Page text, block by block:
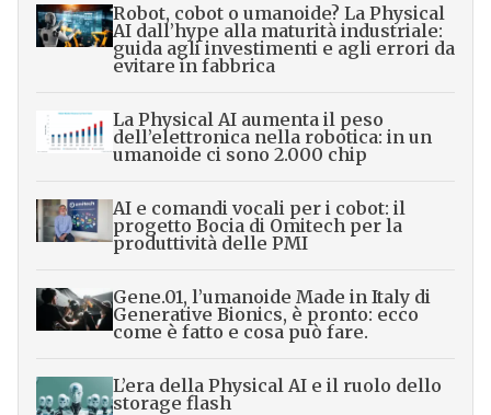
Robot, cobot o umanoide? La Physical
AI dall’hype alla maturità industriale:
guida agli investimenti e agli errori da
evitare in fabbrica
La Physical AI aumenta il peso
dell’elettronica nella robotica: in un
umanoide ci sono 2.000 chip
AI e comandi vocali per i cobot: il
progetto Bocia di Omitech per la
produttività delle PMI
Gene.01, l’umanoide Made in Italy di
Generative Bionics, è pronto: ecco
come è fatto e cosa può fare.
L’era della Physical AI e il ruolo dello
storage flash